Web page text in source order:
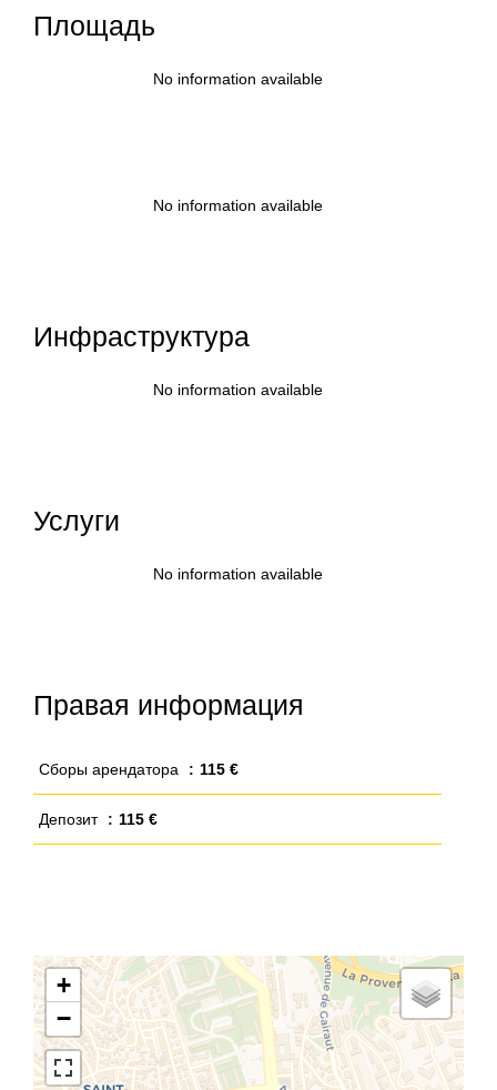
Площадь
No information available
No information available
Инфраструктура
No information available
Услуги
No information available
Правая информация
Сборы арендатора 115 €
Депозит 115 €
+
−